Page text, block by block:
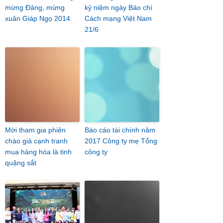
mừng Đảng, mừng
xuân Giáp Ngọ 2014
kỷ niệm ngày Báo chí
Cách mạng Việt Nam
21/6
Mời tham gia phiên
chào giá cạnh tranh
mua hàng hóa là tinh
quặng sắt
Báo cáo tài chính năm
2017 Công ty mẹ Tổng
công ty